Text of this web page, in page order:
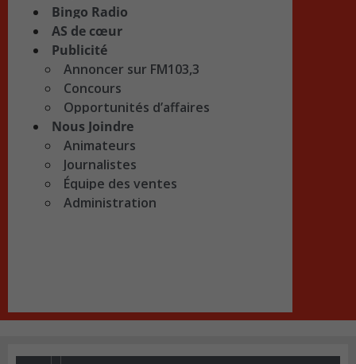
Bingo Radio
AS de cœur
Publicité
Annoncer sur FM103,3
Concours
Opportunités d’affaires
Nous Joindre
Animateurs
Journalistes
Équipe des ventes
Administration